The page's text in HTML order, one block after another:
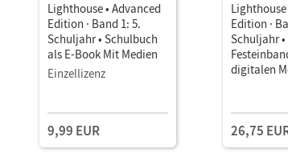
Lighthouse • Advanced
Edition · Band 1: 5.
Schuljahr • Schulbuch
als E-Book Mit Medien
Einzellizenz
9,99 EUR
Lighthouse
Edition ·
Schuljahr
digitalen
26,75